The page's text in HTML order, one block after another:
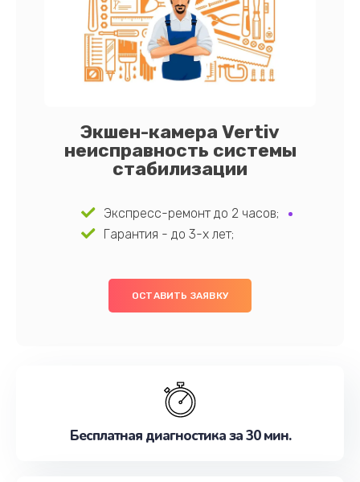
Экшен-камера Vertiv
неисправность системы
стабилизации
Экспресс-ремонт до 2 часов;
Гарантия - до 3-х лет;
ОСТАВИТЬ ЗАЯВКУ
Бесплатная диагностика за 30 мин.